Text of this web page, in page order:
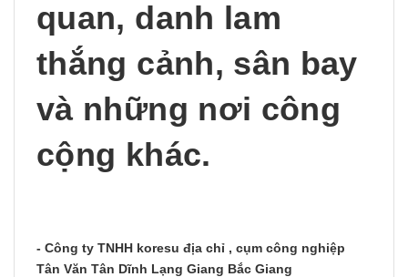
quan, danh lam
thắng cảnh, sân bay
và những nơi công
cộng khác.
- Công ty TNHH koresu địa chỉ , cụm công nghiệp
Tân Văn Tân Dĩnh Lạng Giang Bắc Giang